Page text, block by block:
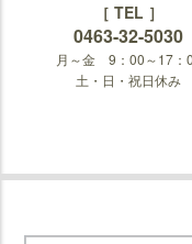
［ TEL ］
0463-32-5030
月～金 9：00～17：
土・日・祝日休み